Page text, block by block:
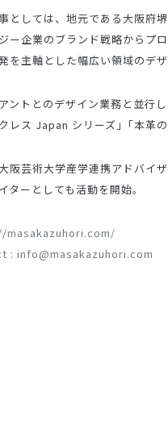
としては、地元である大阪府
ー企業のブランド戦略からプ
を主軸とした幅広い領域のデ
ントとのデザイン業務と並行
レス Japan シリーズ｣「本革
阪芸術大学産学連携アドバイ
ターとしても活動を開始。
: info@masakazuhori.com